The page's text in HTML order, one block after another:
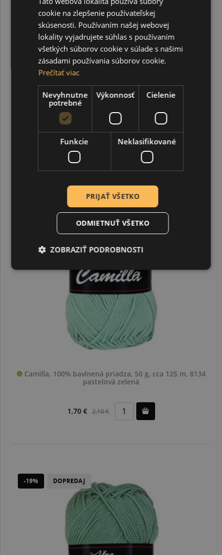
Camilla, 100% bavlnená priadza, 50 g, cca 125 m, 8120
1,70 €
Camilla, 100% bavlnená priadza, 50 g, cca 125 m, 8134
pastelová zelená
1,70 € 2,10 €
-19% DOPREDAJ
cookie na zlepšenie používateľskej
skúsenosti. Používaním našej webovej
lokality vyjadrujete súhlas s používaním
všetkých súborov cookie v súlade s našimi
zásadami používania súborov cookie.
Prečítať viac
Nevyhnutne
potrebné
Výkonnosť Cielenie
Funkcie Neklasifikované
PRIJAŤ VŠETKO
ODMIETNUŤ VŠETKO
ZOBRAZIŤ PODROBNOSTI